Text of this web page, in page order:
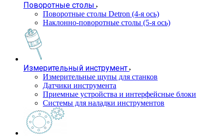
Поворотные столы
Поворотные столы Detron (4-я ось)
Наклонно-поворотные столы (5-я ось)
Измерительный инструмент
Измерительные щупы для станков
Датчики инструмента
Приемные устройства и интерфейсные блоки
Системы для наладки инструментов